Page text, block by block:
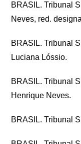
BRASIL. Tribunal
Neves, red.
BRASIL. Tribunal
Luciana Lóssio.
BRASIL. Tribunal
Henrique Neves.
BRASIL. Tribunal